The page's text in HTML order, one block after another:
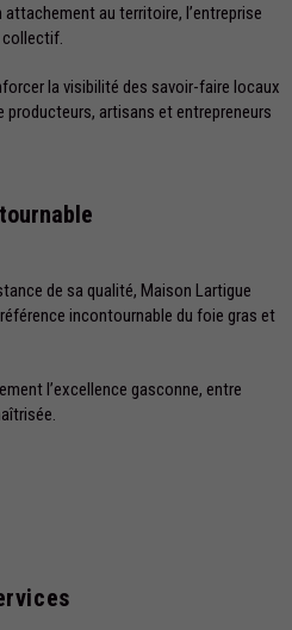
au territoire, l’entreprise
collectif.
la visibilité des savoir-faire locaux
artisans et entrepreneurs
de sa qualité, Maison Lartigue
incontournable du foie gras et
l’excellence gasconne, entre